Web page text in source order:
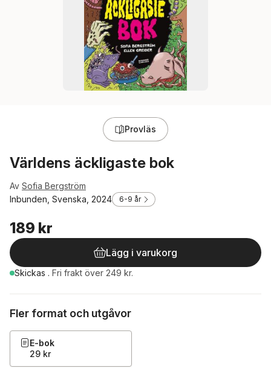
Provläs
Världens äckligaste bok
Av Sofia Bergström
Inbunden, Svenska, 2024
6-9 år
189 kr
Lägg i varukorg
Skickas . Fri frakt över 249 kr.
Fler format och utgåvor
E-bok
29 kr